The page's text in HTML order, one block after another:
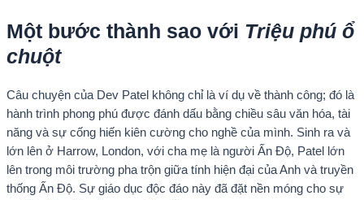
Một bước thành sao với Triệu phú ổ
chuột
Câu chuyện của Dev Patel không chỉ là ví dụ về thành công; đó là
hành trình phong phú được đánh dấu bằng chiều sâu văn hóa, tài
năng và sự cống hiến kiên cường cho nghề của mình. Sinh ra và
lớn lên ở Harrow, London, với cha mẹ là người Ấn Độ, Patel lớn
lên trong môi trường pha trộn giữa tính hiện đại của Anh và truyền
thống Ấn Độ. Sự giáo dục độc đáo này đã đặt nền móng cho sự